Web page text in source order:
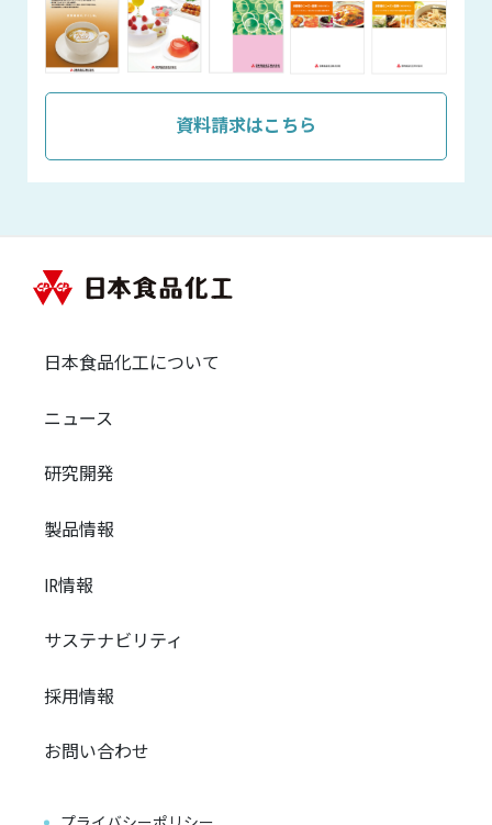
資料請求はこちら
日本食品化工について
ニュース
研究開発
製品情報
IR情報
サステナビリティ
採用情報
お問い合わせ